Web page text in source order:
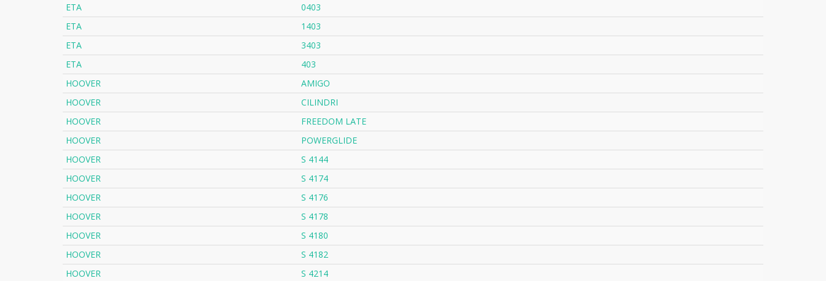
ETA
0403
ETA
1403
ETA
3403
ETA
403
HOOVER
AMIGO
HOOVER
CILINDRI
HOOVER
FREEDOM LATE
HOOVER
POWERGLIDE
HOOVER
S 4144
HOOVER
S 4174
HOOVER
S 4176
HOOVER
S 4178
HOOVER
S 4180
HOOVER
S 4182
HOOVER
S 4214